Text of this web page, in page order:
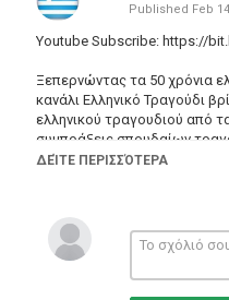
Published Feb
Youtube Subscribe: https://
Ξεπερνώντας τα 50 χρόνια
κανάλι Ελληνικό Τραγούδι
ελληνικού τραγουδιού από
συμπράξεις σπουδαίων
στιχουργών που άφησαν
από τους σπουδαιότερους
της ελληνικής μουσικής
ΔΕΊΤΕ ΠΕΡΙΣΣΌΤΕΡΑ